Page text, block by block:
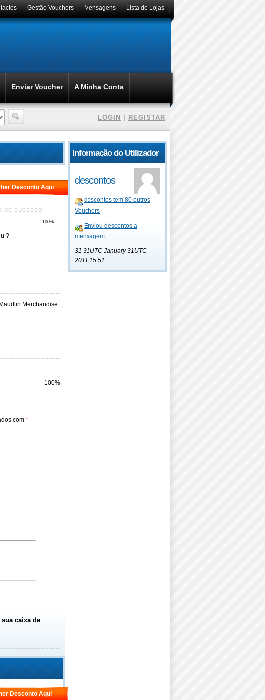
Lista de Lojas
Mensagens
Gestão Vouchers
Enviar Voucher A Minha Conta
LOGIN REGISTAR
Desconto Aqui
DE SUCESSO
100%
?
Merchandise
100%
com *
caixa de
Desconto Aqui
Informação do Utilizador
descontos
descontos tem 80 outros
Vouchers
Enviou descontos a
mensagem
31 31UTC January 31UTC
2011 15:51